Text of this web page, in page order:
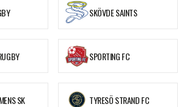
SKÖVDE SAINTS
SPORTING FC
SK TYRESÖ STRAND FC